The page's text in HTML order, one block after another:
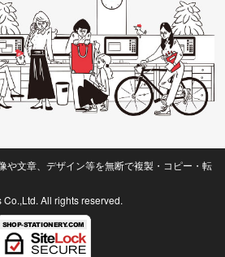
や文章、デザイン等を無断で複製・コピー・転
All rights reserved.